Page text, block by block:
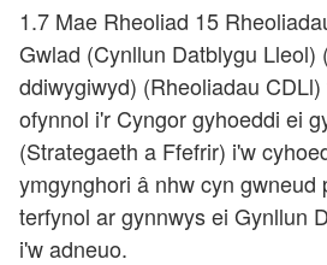
1.7 Mae Rheoliad 15
Gwlad (Cynllun Datblygu Lleol)
ddiwygiwyd) (Rheoliadau
ofynnol i'r Cyngor gyhoeddi ei
(Strategaeth a Ffefrir) i'w
ymgynghori â nhw cyn gwneud
terfynol ar gynnwys ei Gynllun
i'w adneuo.